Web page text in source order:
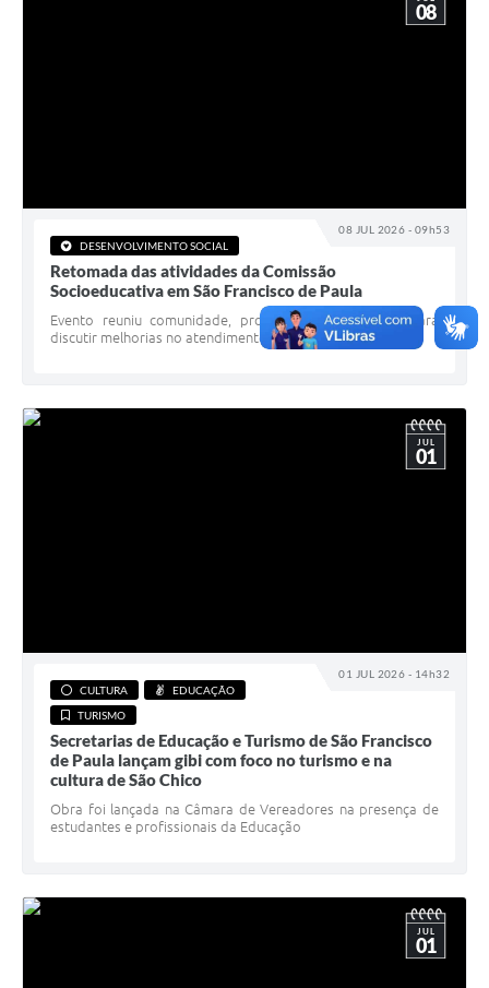
08 JUL 2026 - 09h53
08
DESENVOLVIMENTO SOCIAL
Retomada das atividades da Comissão
Socioeducativa em São Francisco de Paula
Evento reuniu comunidade, profissionais e gestores para
discutir melhorias no atendimento socioeducativo
01 JUL 2026 - 14h32
JUL
01
CULTURA
EDUCAÇÃO
TURISMO
Secretarias de Educação e Turismo de São Francisco
de Paula lançam gibi com foco no turismo e na
cultura de São Chico
Obra foi lançada na Câmara de Vereadores na presença de
estudantes e profissionais da Educação
JUL
01